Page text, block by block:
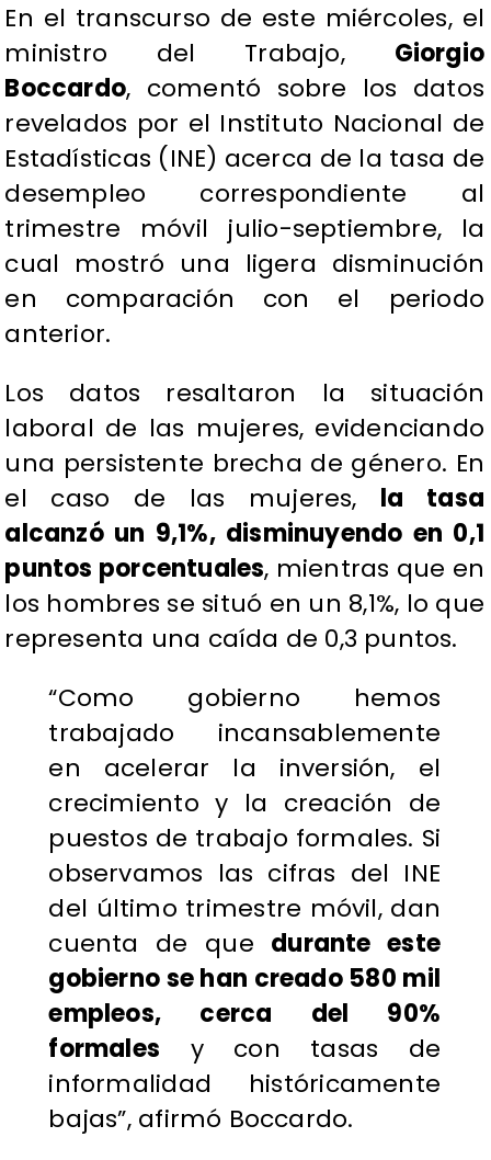
En el transcurso de este miércoles, el
ministro del Trabajo, Giorgio
Boccardo, comentó sobre los datos
revelados por el Instituto Nacional de
Estadísticas (INE) acerca de la tasa de
desempleo correspondiente al
trimestre móvil julio-septiembre, la
cual mostró una ligera disminución
en comparación con el periodo
anterior.
Los datos resaltaron la situación
laboral de las mujeres, evidenciando
una persistente brecha de género. En
el caso de las mujeres, la tasa
alcanzó un 9,1%, disminuyendo en 0,1
puntos porcentuales, mientras que en
los hombres se situó en un 8,1%, lo que
representa una caída de 0,3 puntos.
“Como gobierno hemos
trabajado incansablemente
en acelerar la inversión, el
crecimiento y la creación de
puestos de trabajo formales. Si
observamos las cifras del INE
del último trimestre móvil, dan
cuenta de que durante este
gobierno se han creado 580 mil
empleos, cerca del 90%
formales y con tasas de
informalidad históricamente
bajas”, afirmó Boccardo.